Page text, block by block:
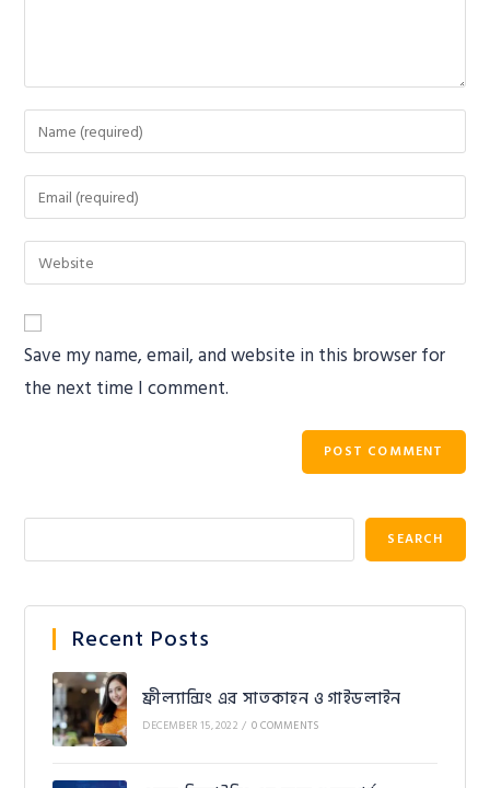
Save my name, email, and website in this browser for
the next time I comment.
SEARCH
Recent Posts
ফ্রীল্যান্সিং এর সাতকাহন ও গাইডলাইন
DECEMBER 15, 2022 / 0 COMMENTS